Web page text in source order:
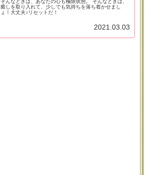
そんなときは、あなたの心も極限状態。 そんなときは、
癒しを取り入れて、少しでも気持ちを落ち着かせまし
ょ！大丈夫♪リセットだ！
2021.03.03